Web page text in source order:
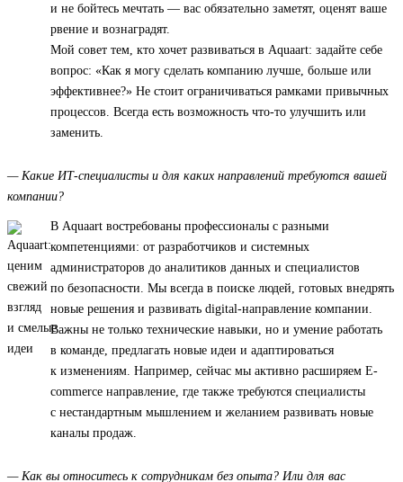
и не бойтесь мечтать — вас обязательно заметят, оценят ваше
рвение и вознаградят.
Мой совет тем, кто хочет развиваться в Aquaart: задайте себе
вопрос: «Как я могу сделать компанию лучше, больше или
эффективнее?» Не стоит ограничиваться рамками привычных
процессов. Всегда есть возможность что-то улучшить или
заменить.
— Какие ИТ-специалисты и для каких направлений требуются вашей
компании?
В Aquaart востребованы профессионалы с разными
компетенциями: от разработчиков и системных
администраторов до аналитиков данных и специалистов
по безопасности. Мы всегда в поиске людей, готовых внедрять
новые решения и развивать digital-направление компании.
Важны не только технические навыки, но и умение работать
в команде, предлагать новые идеи и адаптироваться
к изменениям. Например, сейчас мы активно расширяем E-
commerce направление, где также требуются специалисты
с нестандартным мышлением и желанием развивать новые
каналы продаж.
— Как вы относитесь к сотрудникам без опыта? Или для вас